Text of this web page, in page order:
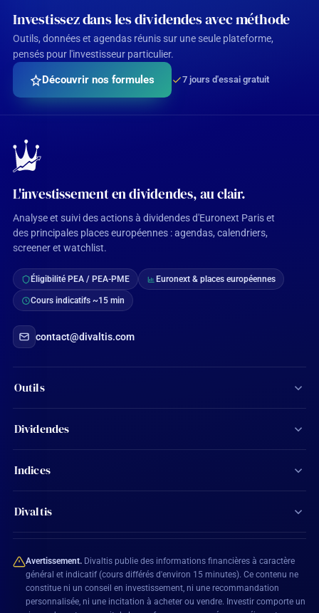
Investissez dans les dividendes avec méthode
Outils, données et agendas réunis sur une seule plateforme,
pensés pour l'investisseur particulier.
Découvrir nos formules 7 jours d'essai gratuit
L'investissement en dividendes, au clair.
Analyse et suivi des actions à dividendes d'Euronext Paris et
des principales places européennes : agendas, calendriers,
screener et watchlist.
Éligibilité PEA / PEA-PME Euronext & places européennes
Cours indicatifs ~15 min
contact@divaltis.com
Outils
Screener d'actions
Calculateur de dividendes
Ma watchlist
Mon compte
Dividendes
Tous les dividendes
Actions Aristocrates
Indices
CAC 40
SBF 120
CAC All-Shares
BEL 20
Divaltis
Plan du site
Mentions légales
Avertissement. Divaltis publie des informations financières à caractère
général et indicatif (cours différés d'environ 15 minutes). Ce contenu ne
constitue ni un conseil en investissement, ni une recommandation
personnalisée, ni une incitation à acheter ou vendre. Investir comporte un